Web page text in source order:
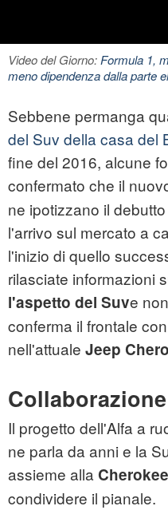
Video del Giorno:Formula 1,
meno dipendenza dalla parte
Sebbene permanga
del Suv della casa del
fine del 2016, alcune
confermato che il
ne ipotizzano il
l'arrivo sul mercato a
l'inizio di quello
rilasciate informazioni
l'aspetto del Suve
conferma il frontale
nell'attuale Jeep
Il progetto dell'Alfa a
ne parla da anni e la
assieme alla Cherokee
condividere il pianale.